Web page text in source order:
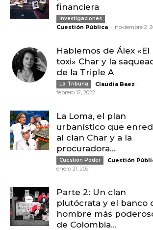
financiera
Investigaciones
Cuestión Pública - noviembre 2,
Hablemos de Álex «El
toxi» Char y la
de la Triple A
La Tribuna Claudia Baez -
febrero 12, 2022
La Loma, el plan
urbanístico que
al clan Char y a la
procuradora...
Cuestión Poder Cuestión
enero 21, 2021
Parte 2: Un clan
plutócrata y el banco
hombre más
de Colombia...